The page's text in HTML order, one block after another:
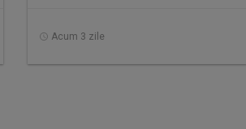
Acum 3 zile